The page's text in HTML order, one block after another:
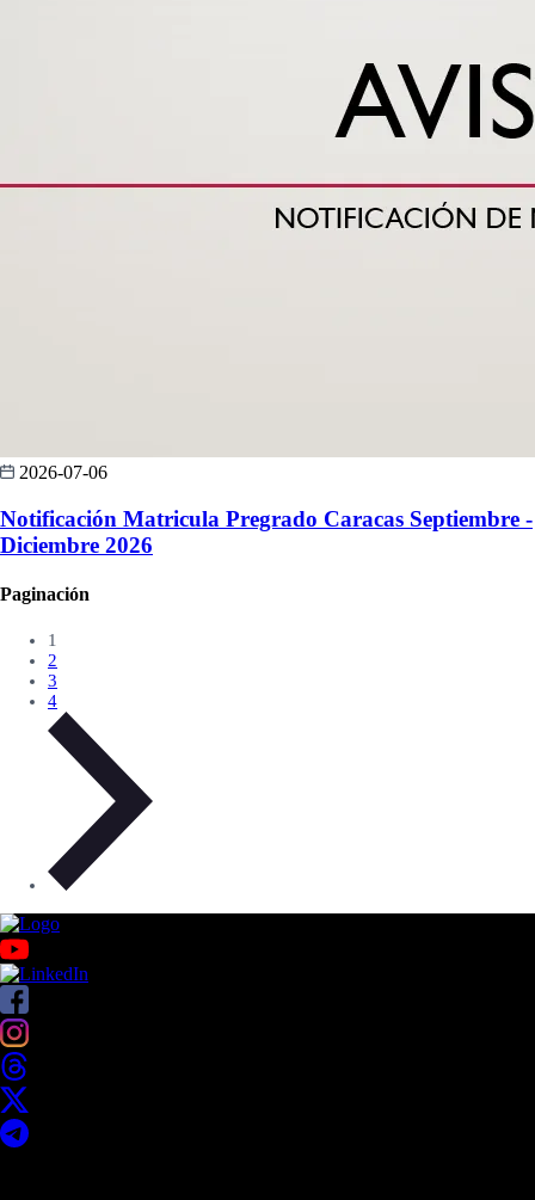
2026-07-06
Notificación Matricula Pregrado Caracas Septiembre -
Diciembre 2026
Paginación
1
2
3
4